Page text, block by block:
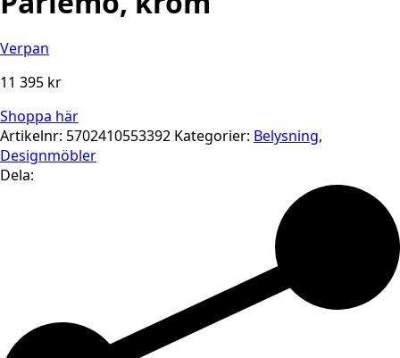
Verpan
11 395 kr
Shoppa här
Artikelnr: 5702410553392 Kategorier: Belysning,
Designmöbler
Dela: